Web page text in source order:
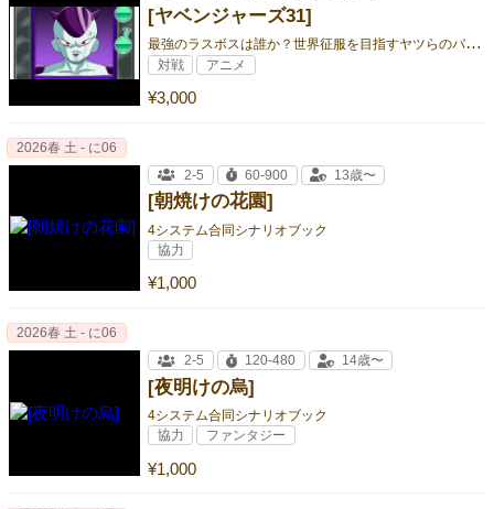
[ヤベンジャーズ31]
最
強のラスボスは誰か？世界征服を目指すヤツらのバトルロワイヤル！
¥3,000
対戦 アニメ
[朝焼けの花園]
4システム合同シナリオブック
¥1,000
2026春 土 - に06
2-5
60-900 13歳〜
協力
[夜明けの烏]
4システム合同シナリオブック
¥1,000
2026春 土 - に06
2-5
120-480 14歳〜
協力 ファンタジー